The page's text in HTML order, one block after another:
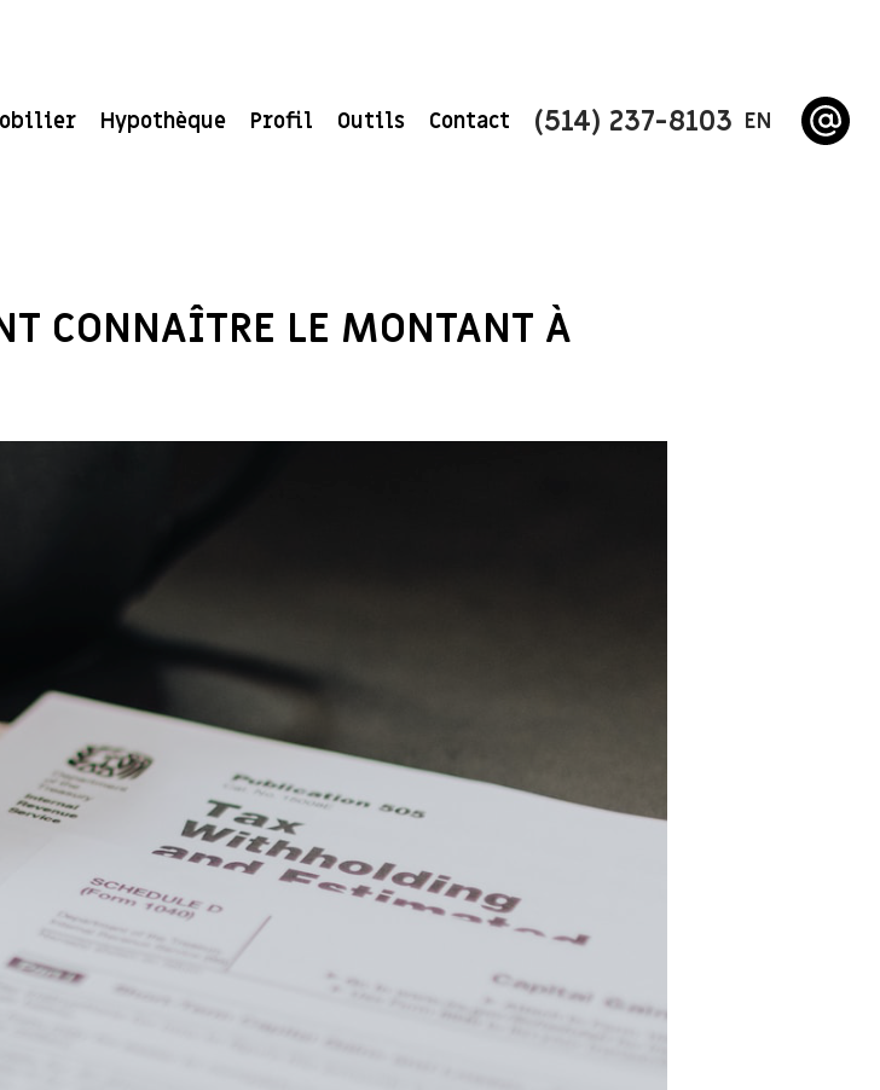
Hypothèque Profil Outils Contact (514) 237-8103 EN
CONNAÎTRE LE MONTANT À